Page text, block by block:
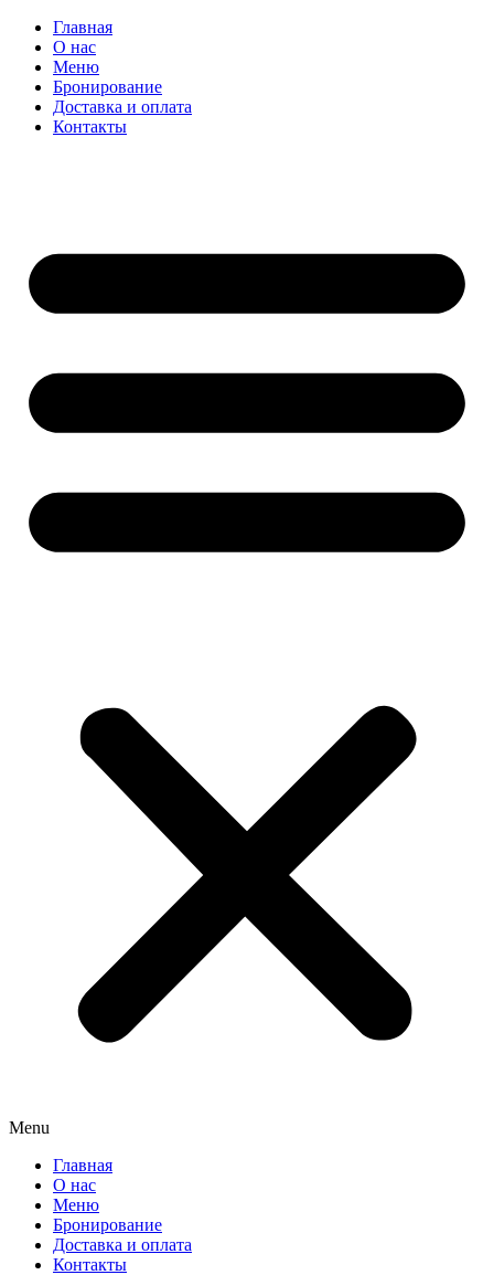
Главная
О нас
Меню
Бронирование
Доставка и оплата
Контакты
Menu
Главная
О нас
Меню
Бронирование
Доставка и оплата
Контакты